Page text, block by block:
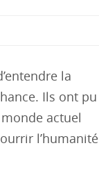
la
Ils ont pu
actuel
l’humanité